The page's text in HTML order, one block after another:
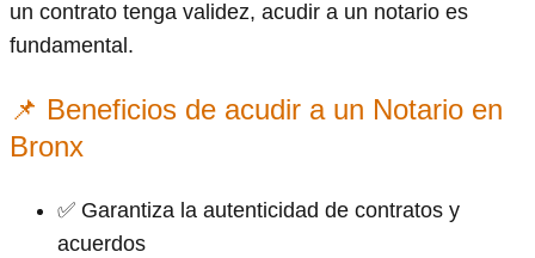
un contrato tenga validez, acudir a un notario es
fundamental.
📌 Beneficios de acudir a un Notario en
Bronx
✅ Garantiza la autenticidad de contratos y
acuerdos